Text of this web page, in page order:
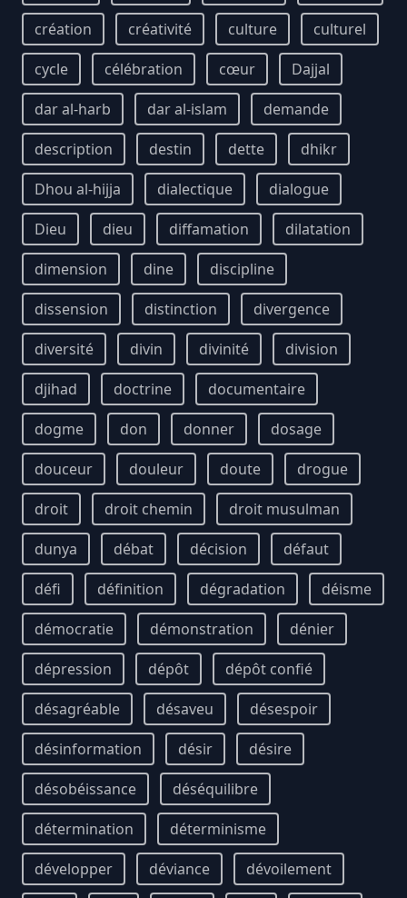
création
créativité culture
culturel
cycle
célébration cœur
Dajjal
dar al-harb
dar al-islam
demande
description
destin dette
dhikr
Dhou al-hijja
dialectique
dialogue
Dieu
dieu diffamation
dilatation
dimension
dine
discipline
dissension
distinction
divergence
diversité
divin divinité
division
djihad
doctrine
documentaire
dogme
don donner
dosage
douceur
douleur doute
drogue
droit
droit chemin
droit musulman
dunya
débat décision
défaut
défi
définition dégradation
déisme
démocratie
démonstration
dénier
dépression
dépôt
dépôt confié
désagréable
désaveu
désespoir
désinformation
désir
désire
désobéissance
déséquilibre
détermination
déterminisme
développer
déviance
dévoilement